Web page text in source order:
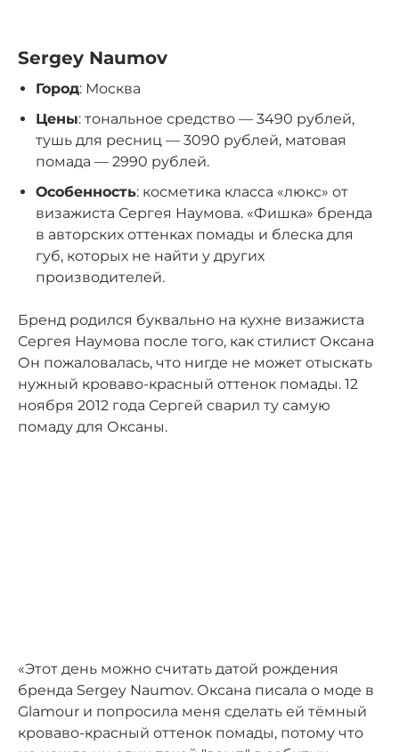
Sergey Naumov
Город: Москва
Цены: тональное средство — 3490 рублей,
тушь для ресниц — 3090 рублей, матовая
помада — 2990 рублей.
Особенность: косметика класса «люкс» от
визажиста Сергея Наумова. «Фишка» бренда
в авторских оттенках помады и блеска для
губ, которых не найти у других
производителей.
Бренд родился буквально на кухне визажиста
Сергея Наумова после того, как стилист Оксана
Он пожаловалась, что нигде не может отыскать
нужный кроваво-красный оттенок помады. 12
ноября 2012 года Сергей сварил ту самую
помаду для Оксаны.
«Этот день можно считать датой рождения
бренда Sergey Naumov. Оксана писала о моде в
Glamour и попросила меня сделать ей тёмный
кроваво-красный оттенок помады, потому что